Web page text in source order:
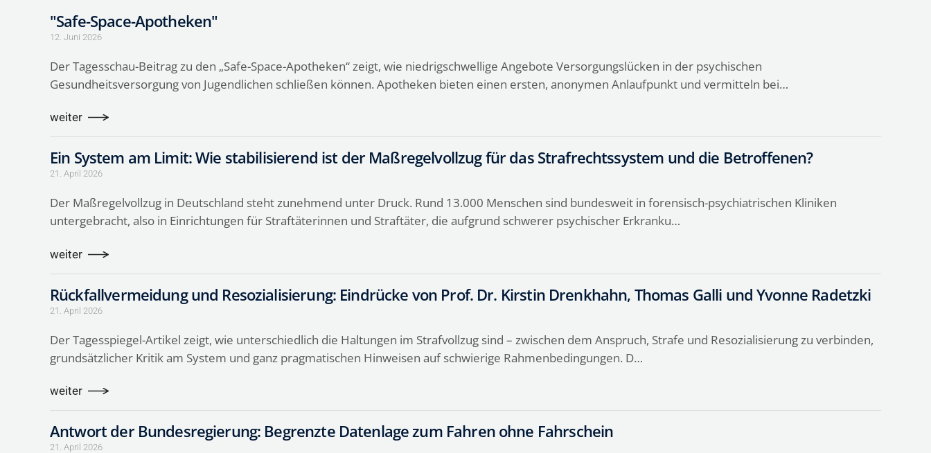
"Safe-Space-Apotheken"
12. Juni 2026
Der Tagesschau-Beitrag zu den „Safe-Space-Apotheken“ zeigt, wie niedrigschwellige Angebote Versorgungslücken in der psychischen
Gesundheitsversorgung von Jugendlichen schließen können. Apotheken bieten einen ersten, anonymen Anlaufpunkt und vermitteln bei…
weiter
Ein System am Limit: Wie stabilisierend ist der Maßregelvollzug für das Strafrechtssystem und die Betroffenen?
21. April 2026
Der Maßregelvollzug in Deutschland steht zunehmend unter Druck. Rund 13.000 Menschen sind bundesweit in forensisch-psychiatrischen Kliniken
untergebracht, also in Einrichtungen für Straftäterinnen und Straftäter, die aufgrund schwerer psychischer Erkranku…
weiter
Rückfallvermeidung und Resozialisierung: Eindrücke von Prof. Dr. Kirstin Drenkhahn, Thomas Galli und Yvonne Radetzki
21. April 2026
Der Tagesspiegel-Artikel zeigt, wie unterschiedlich die Haltungen im Strafvollzug sind – zwischen dem Anspruch, Strafe und Resozialisierung zu verbinden,
grundsätzlicher Kritik am System und ganz pragmatischen Hinweisen auf schwierige Rahmenbedingungen. D…
weiter
Antwort der Bundesregierung: Begrenzte Datenlage zum Fahren ohne Fahrschein
21. April 2026